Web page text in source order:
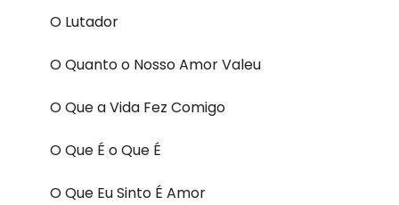
O Lutador
O Quanto o Nosso Amor Valeu
O Que a Vida Fez Comigo
O Que É o Que É
O Que Eu Sinto É Amor